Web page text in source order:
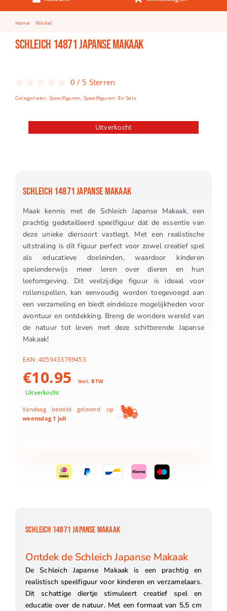
Keuken & Tafelen
Kinderfietsen
Knutselen
Spellen
Puzzels
Home Winkel
Schleich 14871 Japanse makaak
0 / 5 Sterren
Categorieën: Speelfiguren, Speelfiguren- En Sets
Uitverkocht
SCHLEICH 14871 JAPANSE MAKAAK
Maak kennis met de Schleich Japanse Makaak, een
prachtig gedetailleerd speelfiguur dat de essentie van
deze unieke diersoort vastlegt. Met een realistische
uitstraling is dit figuur perfect voor zowel creatief spel
als educatieve doeleinden, waardoor kinderen
spelenderwijs meer leren over dieren en hun
leefomgeving. Dit veelzijdige figuur is ideaal voor
rollenspellen, kan eenvoudig worden toegevoegd aan
een verzameling en biedt eindeloze mogelijkheden voor
avontuur en ontdekking. Breng de wondere wereld van
de natuur tot leven met deze schitterende Japanse
Makaak!
EAN:4059433789453
€10.95 Incl. BTW
Uitverkocht
Vandaag besteld geleverd op
woensdag 1 juli
SCHLEICH 14871 JAPANSE MAKAAK
Ontdek de Schleich Japanse Makaak
De Schleich Japanse Makaak is een prachtig en
realistisch speelfiguur voor kinderen en verzamelaars.
Dit schattige diertje stimuleert creatief spel en
educatie over de natuur. Met een formaat van 5,5 cm